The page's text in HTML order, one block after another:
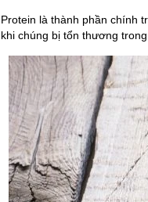
Protein là thành phần chính
khi chúng bị tổn thương